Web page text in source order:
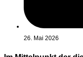
26. Mai 2026